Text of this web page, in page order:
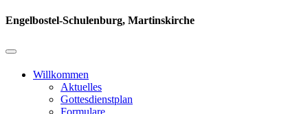
Engelbostel-Schulenburg, Martinskirche
Willkommen
Aktuelles
Gottesdienstplan
Formulare